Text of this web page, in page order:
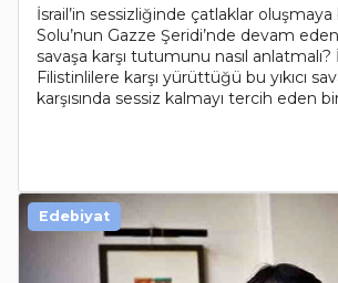
İsrail’in sessizliğinde çatlaklar oluşmaya
Solu’nun Gazze Şeridi’nde devam
savaşa karşı tutumunu nasıl anlatmalı?
Filistinlilere karşı yürüttüğü bu yıkıcı
karşısında sessiz kalmayı tercih eden
Edebiyat